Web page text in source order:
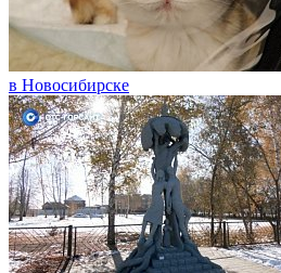
в Новосибирске